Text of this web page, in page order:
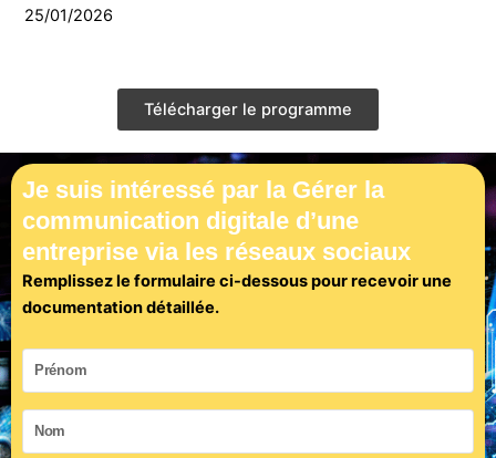
25/01/2026
Télécharger le programme
Je suis intéressé par la Gérer la
communication digitale d’une
entreprise via les réseaux sociaux
Remplissez le formulaire ci-dessous pour recevoir une
documentation détaillée.